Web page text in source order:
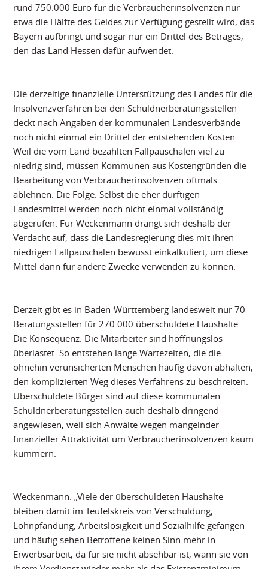
rund 750.000 Euro für die Verbraucherinsolvenzen nur
etwa die Hälfte des Geldes zur Verfügung gestellt wird, das
Bayern aufbringt und sogar nur ein Drittel des Betrages,
den das Land Hessen dafür aufwendet.
Die derzeitige finanzielle Unterstützung des Landes für die
Insolvenzverfahren bei den Schuldnerberatungsstellen
deckt nach Angaben der kommunalen Landesverbände
noch nicht einmal ein Drittel der entstehenden Kosten.
Weil die vom Land bezahlten Fallpauschalen viel zu
niedrig sind, müssen Kommunen aus Kostengründen die
Bearbeitung von Verbraucherinsolvenzen oftmals
ablehnen. Die Folge: Selbst die eher dürftigen
Landesmittel werden noch nicht einmal vollständig
abgerufen. Für Weckenmann drängt sich deshalb der
Verdacht auf, dass die Landesregierung dies mit ihren
niedrigen Fallpauschalen bewusst einkalkuliert, um diese
Mittel dann für andere Zwecke verwenden zu können.
Derzeit gibt es in Baden-Württemberg landesweit nur 70
Beratungsstellen für 270.000 überschuldete Haushalte.
Die Konsequenz: Die Mitarbeiter sind hoffnungslos
überlastet. So entstehen lange Wartezeiten, die die
ohnehin verunsicherten Menschen häufig davon abhalten,
den komplizierten Weg dieses Verfahrens zu beschreiten.
Überschuldete Bürger sind auf diese kommunalen
Schuldnerberatungsstellen auch deshalb dringend
angewiesen, weil sich Anwälte wegen mangelnder
finanzieller Attraktivität um Verbraucherinsolvenzen kaum
kümmern.
Weckenmann: „Viele der überschuldeten Haushalte
bleiben damit im Teufelskreis von Verschuldung,
Lohnpfändung, Arbeitslosigkeit und Sozialhilfe gefangen
und häufig sehen Betroffene keinen Sinn mehr in
Erwerbsarbeit, da für sie nicht absehbar ist, wann sie von